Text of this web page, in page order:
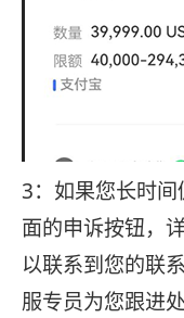
3：如果您长时
面的申诉按钮，
以联系到您的联
服专员为您跟进处